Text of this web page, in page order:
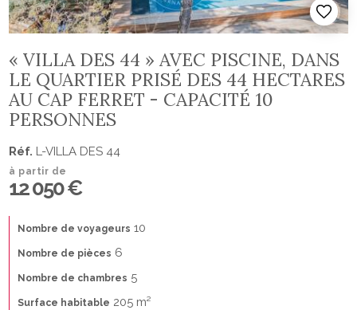
« VILLA DES 44 » AVEC PISCINE, DANS
LE QUARTIER PRISÉ DES 44 HECTARES
AU CAP FERRET - CAPACITÉ 10
PERSONNES
Réf. L-VILLA DES 44
à partir de
12 050 €
Nombre de voyageurs 10
Nombre de pièces 6
Nombre de chambres 5
Surface habitable 205 m²